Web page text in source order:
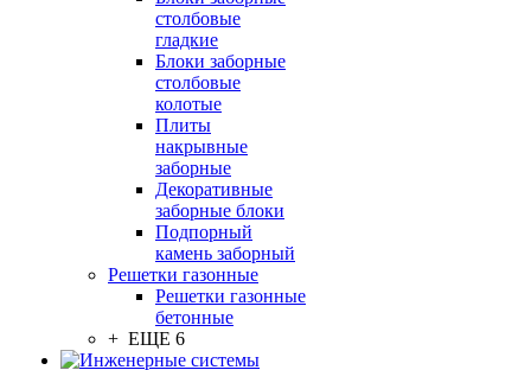
столбовые
гладкие
Блоки заборные
столбовые
колотые
Плиты
накрывные
заборные
Декоративные
заборные блоки
Подпорный
камень заборный
Решетки газонные
Решетки газонные
бетонные
+ ЕЩЕ 6